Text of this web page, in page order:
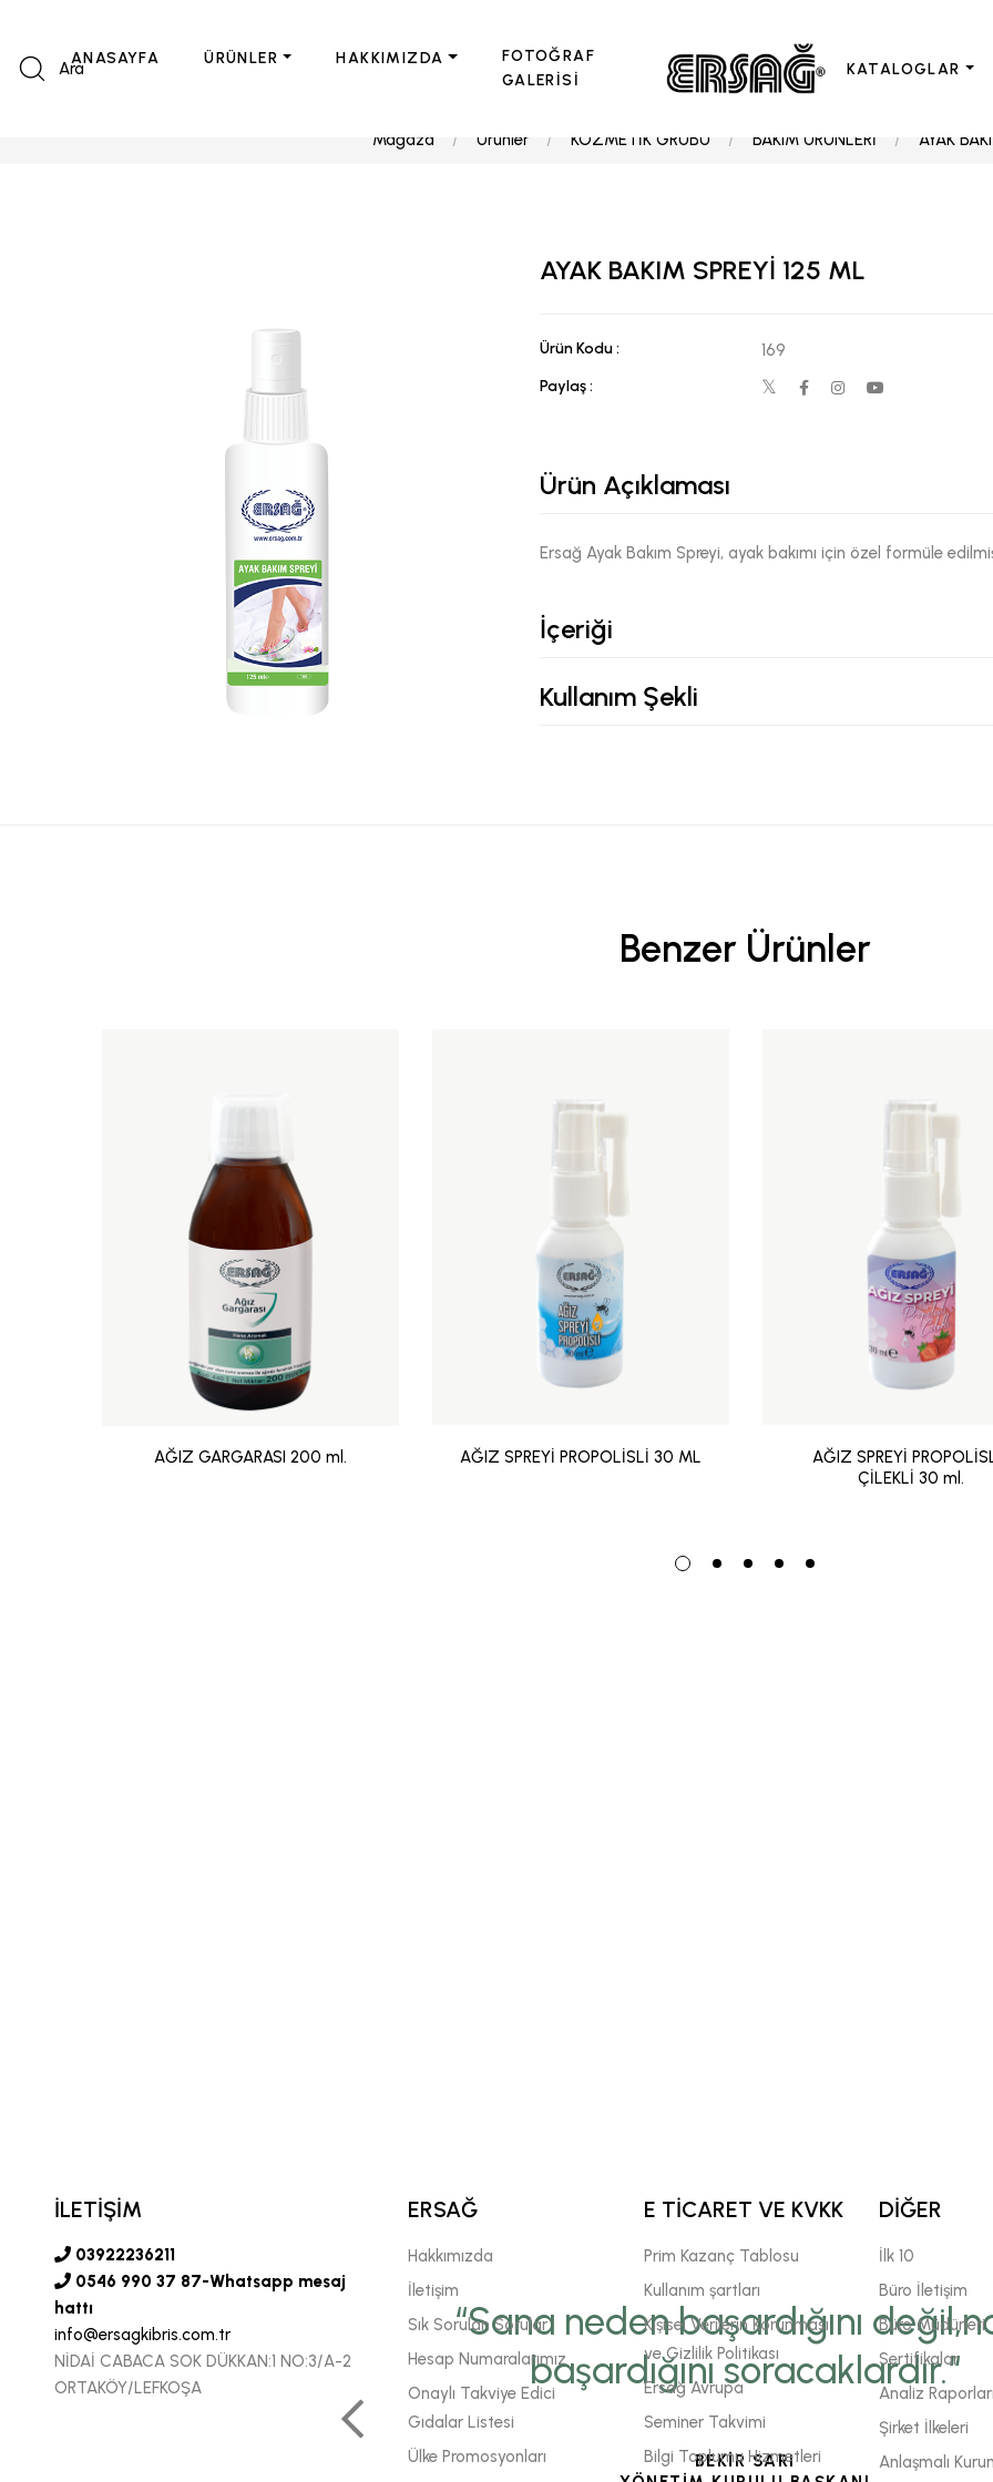
Ara
ANASAYFA ÜRÜNLER HAKKIMIZDA
FOTOĞRAF
GALERİSİ
KATALOGLAR
Mağaza Ürünler KOZMETİK GRUBU BAKIM ÜRÜNLERİ AYAK
AYAK BAKIM SPREYİ 125 ML
Ürün Kodu : 169
Paylaş :
Ürün Açıklaması
Ersağ Ayak Bakım Spreyi, ayak bakımı için özel formüle
İçeriği
Kullanım Şekli
Benzer Ürünler
AĞIZ GARGARASI 200 ml. AĞIZ SPREYİ PROPOLİSLİ 30 ML
AĞIZ SPREYİ
ÇİLEKLİ 30 ml.
şirketimiz Ersağ' a
sonsuz inancımızı
fazla enerjiyle
“Sana neden başardığını
başardığını soracaklardır.“
BEKİR SARI
İLETİŞİM
03922236211
0546 990 37 87-Whatsapp mesaj
hattı
info@ersagkibris.com.tr
NİDAİ CABACA SOK DÜKKAN:1 NO:3/A-2
ORTAKÖY/LEFKOŞA
ERSAĞ
Hakkımızda
İletişim
Sık Sorulan Sorular
Hesap Numaralarımız
Onaylı Takviye Edici
Gıdalar Listesi
Ülke Promosyonları
E TİCARET VE KVKK
Prim Kazanç Tablosu
Kullanım şartları
Kişisel Verilerin Korunması
ve Gizlilik Politikası
Ersağ Avrupa
Seminer Takvimi
Bilgi Toplumu Hizmetleri
DİĞER
İlk 10
Büro İletişim
Büro Müdürleri
Sertifikalar
Analiz
Şirket İlkeleri
Anlaşmalı